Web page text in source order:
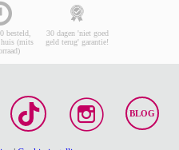
besteld,
(mits
30 dagen 'niet goed
geld terug' garantie!
BLOG